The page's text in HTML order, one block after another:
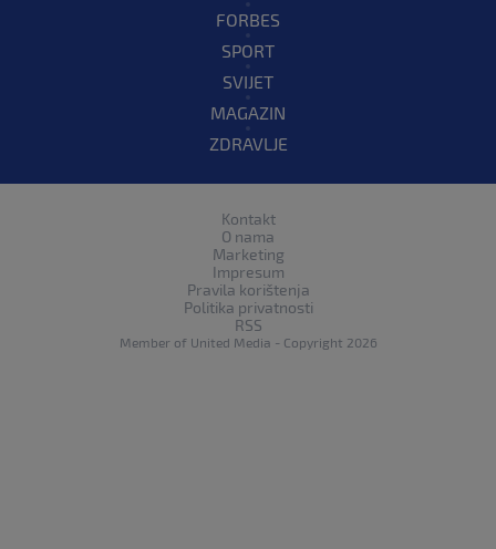
FORBES
SPORT
SVIJET
MAGAZIN
ZDRAVLJE
Kontakt
O nama
Marketing
Impresum
Pravila korištenja
Politika privatnosti
RSS
Member of United Media - Copyright 2026